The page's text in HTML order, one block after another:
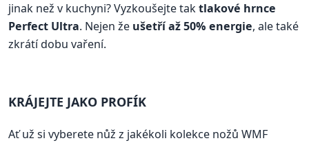
jinak než v kuchyni? Vyzkoušejte taktlakové hrnce
Perfect Ultra. Nejen že ušetří až 50% energie, ale také
zkrátí dobu vaření.
KRÁJEJTE JAKO PROFÍK
Ať už si vyberete nůž z jakékoli kolekce nožů WMF